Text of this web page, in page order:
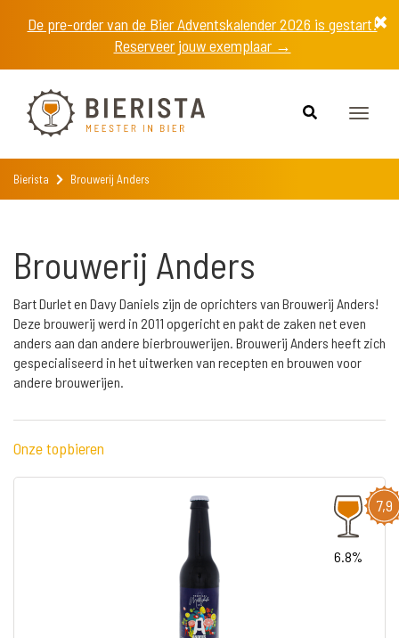
De pre-order van de Bier Adventskalender 2026 is gestart!
Reserveer jouw exemplaar →
Toggle
Bierista Brouwerij Anders
Brouwerij Anders
Bart Durlet en Davy Daniels zijn de oprichters van Brouwerij Anders!
Deze brouwerij werd in 2011 opgericht en pakt de zaken net even
anders aan dan andere bierbrouwerijen. Brouwerij Anders heeft zich
gespecialiseerd in het uitwerken van recepten en brouwen voor
andere brouwerijen.
Onze topbieren
7,9
6.8%